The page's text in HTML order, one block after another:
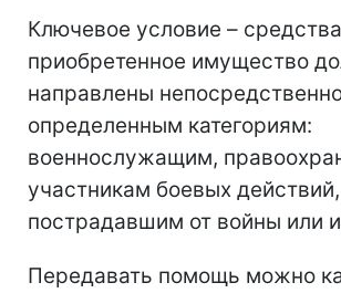
Ключевое условие –
приобретенное имущество
направлены
определенным категориям:
военнослужащим,
участникам боевых действий,
пострадавшим от войны или
Передавать помощь можно